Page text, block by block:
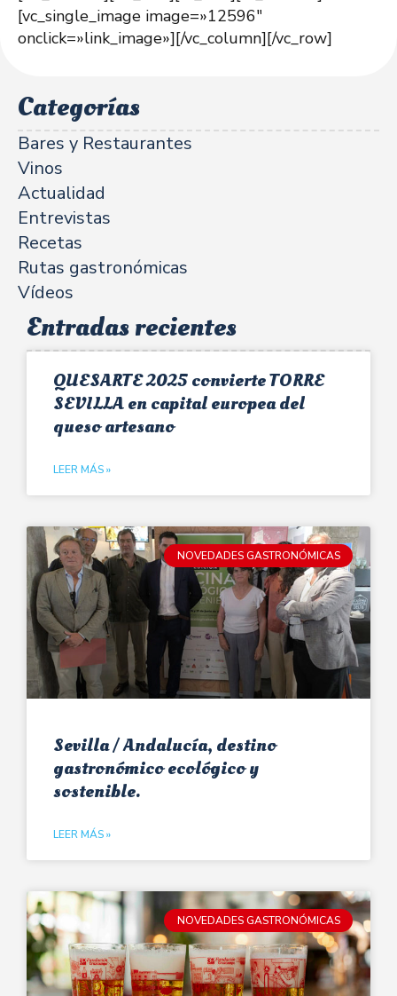
[vc_single_image image=»12596″
onclick=»link_image»][/vc_column][/vc_row]
Categorías
Bares y Restaurantes
Vinos
Actualidad
Entrevistas
Recetas
Rutas gastronómicas
Vídeos
Entradas recientes
QUESARTE 2025 convierte TORRE
SEVILLA en capital europea del
queso artesano
LEER MÁS »
NOVEDADES GASTRONÓMICAS
Sevilla / Andalucía, destino
gastronómico ecológico y
sostenible.
LEER MÁS »
NOVEDADES GASTRONÓMICAS